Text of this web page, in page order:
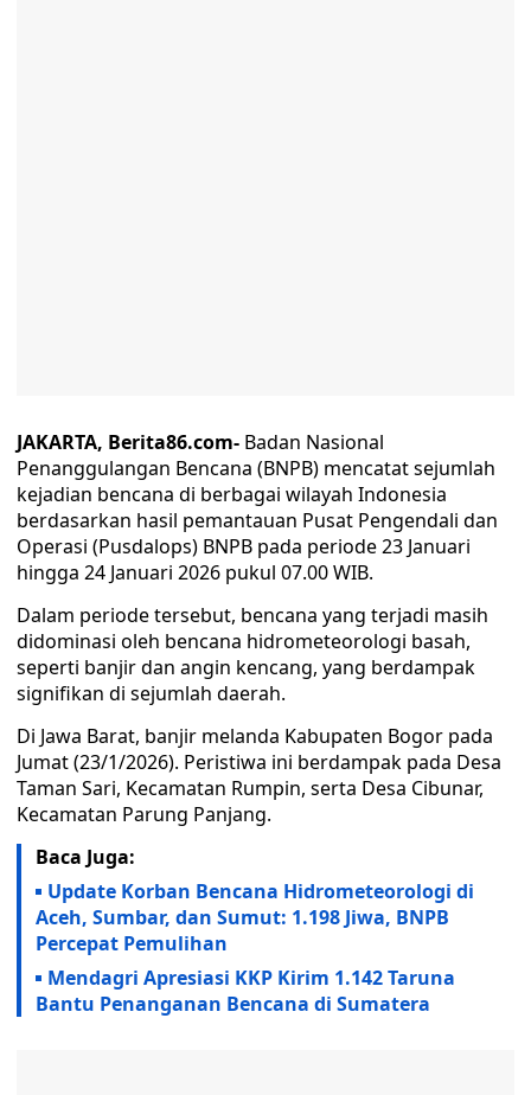
JAKARTA, Berita86.com- Badan Nasional
Penanggulangan Bencana (BNPB) mencatat sejumlah
kejadian bencana di berbagai wilayah Indonesia
berdasarkan hasil pemantauan Pusat Pengendali dan
Operasi (Pusdalops) BNPB pada periode 23 Januari
hingga 24 Januari 2026 pukul 07.00 WIB.
Dalam periode tersebut, bencana yang terjadi masih
didominasi oleh bencana hidrometeorologi basah,
seperti banjir dan angin kencang, yang berdampak
signifikan di sejumlah daerah.
Di Jawa Barat, banjir melanda Kabupaten Bogor pada
Jumat (23/1/2026). Peristiwa ini berdampak pada Desa
Taman Sari, Kecamatan Rumpin, serta Desa Cibunar,
Kecamatan Parung Panjang.
Baca Juga:
Update Korban Bencana Hidrometeorologi di
Aceh, Sumbar, dan Sumut: 1.198 Jiwa, BNPB
Percepat Pemulihan
Mendagri Apresiasi KKP Kirim 1.142 Taruna
Bantu Penanganan Bencana di Sumatera